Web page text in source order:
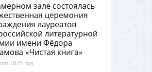
зале состоялась
церемония
лауреатов
литературной
имени Фёдора
«Чистая книга»
2026 год